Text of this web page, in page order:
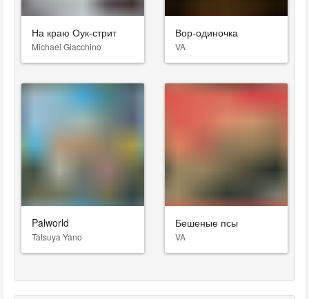
На краю Оук-стрит
Michael Giacchino
Вор-одиночка
VA
Palworld
Tatsuya Yano
Бешеные псы
VA